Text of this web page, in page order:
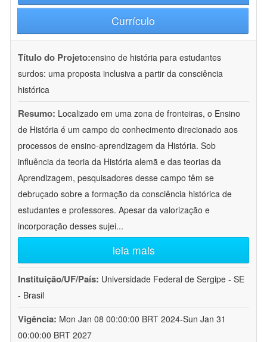
Currículo
Título do Projeto:ensino de história para estudantes
surdos: uma proposta inclusiva a partir da consciência
histórica
Resumo: Localizado em uma zona de fronteiras, o Ensino
de História é um campo do conhecimento direcionado aos
processos de ensino-aprendizagem da História. Sob
influência da teoria da História alemã e das teorias da
Aprendizagem, pesquisadores desse campo têm se
debruçado sobre a formação da consciência histórica de
estudantes e professores. Apesar da valorização e
incorporação desses sujei...
leia mais
Instituição/UF/País: Universidade Federal de Sergipe - SE
- Brasil
Vigência: Mon Jan 08 00:00:00 BRT 2024-Sun Jan 31
00:00:00 BRT 2027